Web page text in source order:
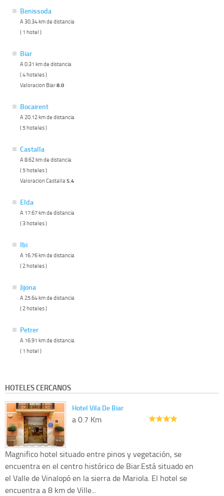
Benissoda
A 30.34 km de distancia
( 1 hotel )
Biar
A 0.31 km de distancia
( 4 hoteles )
Valoracion Biar8.0
Bocairent
A 20.12 km de distancia
( 5 hoteles )
Castalla
A 8.62 km de distancia
( 5 hoteles )
Valoracion Castalla 5.4
Elda
A 17.67 km de distancia
( 3 hoteles )
Ibi
A 16.76 km de distancia
( 2 hoteles )
Jijona
A 25.64 km de distancia
( 2 hoteles )
Petrer
A 16.91 km de distancia
( 1 hotel )
HOTELES CERCANOS
Hotel Vila De Biar
a 0.7 Km
Magnifico hotel situado entre pinos y vegetación, se
encuentra en el centro histórico de Biar.Está situado en
el Valle de Vinalopó en la sierra de Mariola. El hotel se
encuentra a 8 km de Ville...